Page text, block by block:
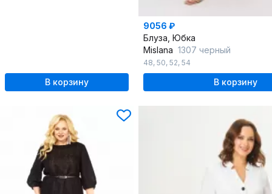
В корзину
9056 ₽
Блуза, Юбка
Mislana 1307 черный
48, 50, 52, 54
В корзину